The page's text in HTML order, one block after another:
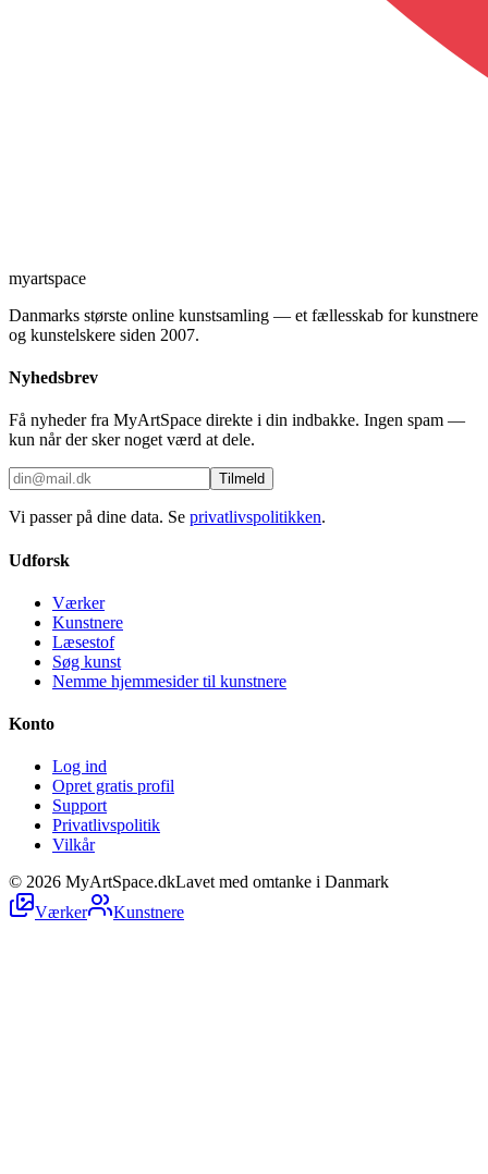
myartspace
Danmarks største online kunstsamling — et fællesskab for kunstnere
og kunstelskere siden 2007.
Nyhedsbrev
Få nyheder fra MyArtSpace direkte i din indbakke. Ingen spam —
kun når der sker noget værd at dele.
Tilmeld
Vi passer på dine data. Se privatlivspolitikken.
Udforsk
Værker
Kunstnere
Læsestof
Søg kunst
Nemme hjemmesider til kunstnere
Konto
Log ind
Opret gratis profil
Support
Privatlivspolitik
Vilkår
© 2026 MyArtSpace.dkLavet med omtanke i Danmark
Værker
Kunstnere